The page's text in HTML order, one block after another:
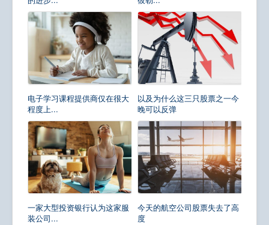
电子学习课程提供商仅在很大
程度上...
以及为什么这三只股票之一今
晚可以反弹
一家大型投资银行认为这家服
装公司...
今天的航空公司股票失去了高
度